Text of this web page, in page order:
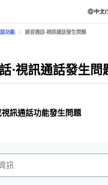
中文
功能 語音通話⋅視訊通話發生問題
⋅視訊通話發生問
訊通話功能發生問題